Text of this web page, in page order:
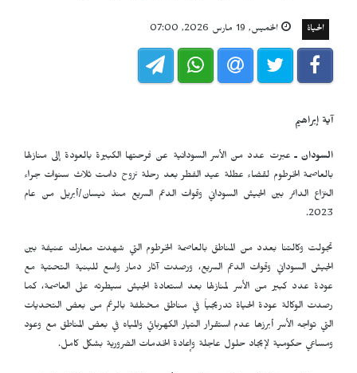
الحياة الخميس, 19 مارس 2026, 07:00
آية إبراهيم
السودان ـعبرت عدد من الأسر السودانية عن فرحتها الكبيرة بالعودة إلى منازلها
بالعاصمة الخرطوم لقضاء عطلة عيد الفطر بعد رحلة نزوح دامت ثلاث سنوات جراء
النزاع الدائر بين الجيش السوداني وقوات الدعم السريع منذ نيسان/أبريل من عام
2023.
تجولت وكالتنا بعدد من المناطق بالعاصمة الخرطوم التي شهدت معارك عنيفة بين
الجيش السوداني وقوات الدعم السريع، ورصدت آثار دمار واسع للبنية التحتية مع
عودة عدد كبير من الأسر لمنازلها بعد استعادة الجيش سيطرته على العاصمة، كما
رصدت الوكالة عودة الحياة تدريجياً في مناطق مختلفة بالرغم من بعض التحديات
التي تواجه الأسر أبرزها عدم استقرار التيار الكهربائي والمياه في بعض المناطق مع وعود
ومساعي حكومية لإيجاد حلول عاجلة وإعادة الخدمات الضرورية بشكل كامل.